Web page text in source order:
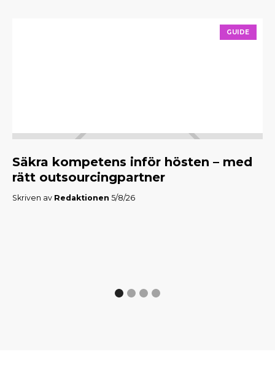
GUIDE
Säkra kompetens inför hösten – med
rätt outsourcingpartner
Skriven av Redaktionen 5/8/26